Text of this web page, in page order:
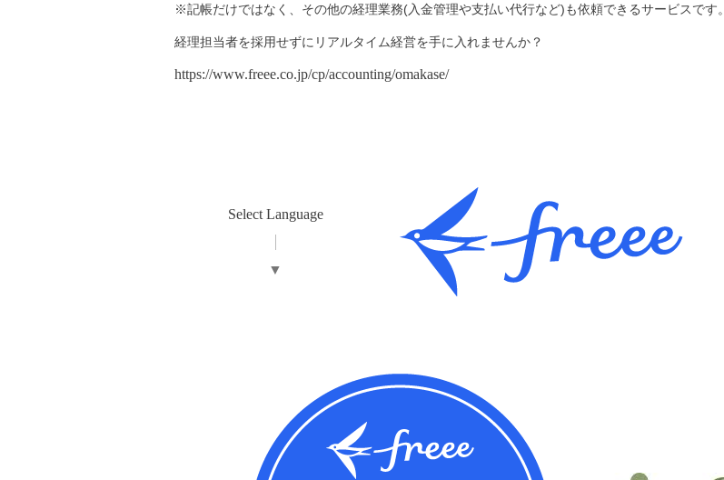
※記帳だけではなく、その他の経理業務(入金管理や支払い代行など)も依頼できるサービスです。
経理担当者を採用せずにリアルタイム経営を手に入れませんか？
https://www.freee.co.jp/cp/accounting/omakase/
Select Language
▼